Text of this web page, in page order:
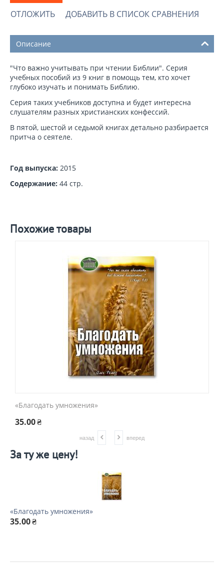
ОТЛОЖИТЬ
ДОБАВИТЬ В СПИСОК СРАВНЕНИЯ
Описание
"Что важно учитывать при чтении Библии". Серия
учебных пособий из 9 книг в помощь тем, кто хочет
глубоко изучать и понимать Библию.
Серия таких учебников доступна и будет интересна
слушателям разных христианских конфессий.
В пятой, шестой и седьмой книгах детально разбирается
притча о сеятеле.
Год выпуска: 2015
Содержание: 44 стр.
Похожие товары
«Благодать умножения»
35.00₴
назад вперед
За ту же цену!
«Благодать умножения»
35.00₴